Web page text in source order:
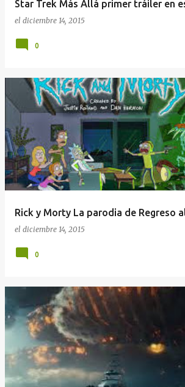
Star Trek Más Allá primer tráiler en
el diciembre 14, 2015
0
Rick y Morty La parodia de Regreso
el diciembre 14, 2015
0